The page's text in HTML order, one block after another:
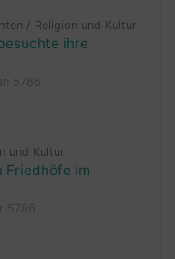
/ Religion und Kultur
ihre
und Kultur
Friedhöfe im